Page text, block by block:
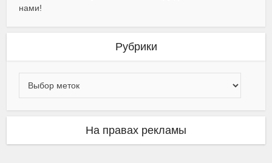
нами!
Рубрики
На правах рекламы